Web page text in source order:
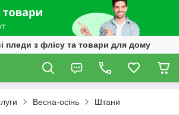
пледи з флісу та товари для дому
Весна-осінь Штани